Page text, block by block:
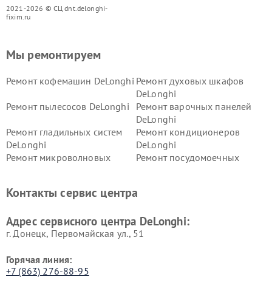
2021-2026 © СЦ dnt.delonghi-
fixim.ru
Мы ремонтируем
Ремонт кофемашин DeLonghi Ремонт духовых шкафов
DeLonghi
Ремонт пылесосов DeLonghi
Ремонт варочных панелей
DeLonghi
Ремонт гладильных систем
DeLonghi
Ремонт кондиционеров
DeLonghi
Ремонт микроволновых
Ремонт посудомоечных
DeLonghi
DeLonghi
Контакты сервис центра
Адрес сервисного центра DeLonghi:
г. Донецк, Первомайская ул., 51
Горячая линия:
+7 (863) 276-88-95